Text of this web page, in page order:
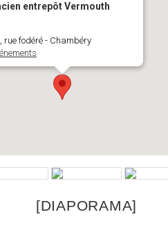
entrepôt Vermouth
rue fodéré - Chambéry
[DIAPORAMA]